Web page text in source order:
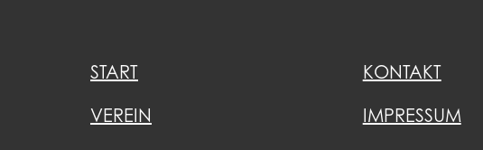
START
VEREIN
KONTAKT
IMPRESSUM